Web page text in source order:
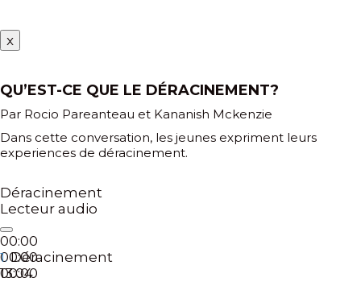
x
QU’EST-CE QUE LE DÉRACINEMENT?
Par Rocio Pareanteau et Kananish Mckenzie
Dans cette conversation, les jeunes expriment leurs
experiences de déracinement.
Déracinement
Lecteur audio
00:00
00:00
00:00
1.Déracinement
13:04